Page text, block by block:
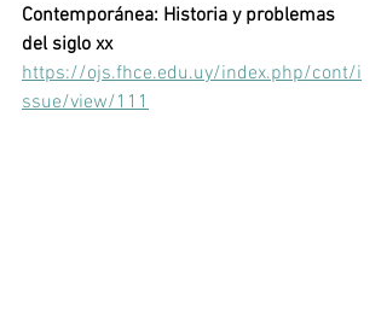
Contemporánea: Historia y problemas
del siglo xx
https://ojs.fhce.edu.uy/index.php/cont/i
ssue/view/111